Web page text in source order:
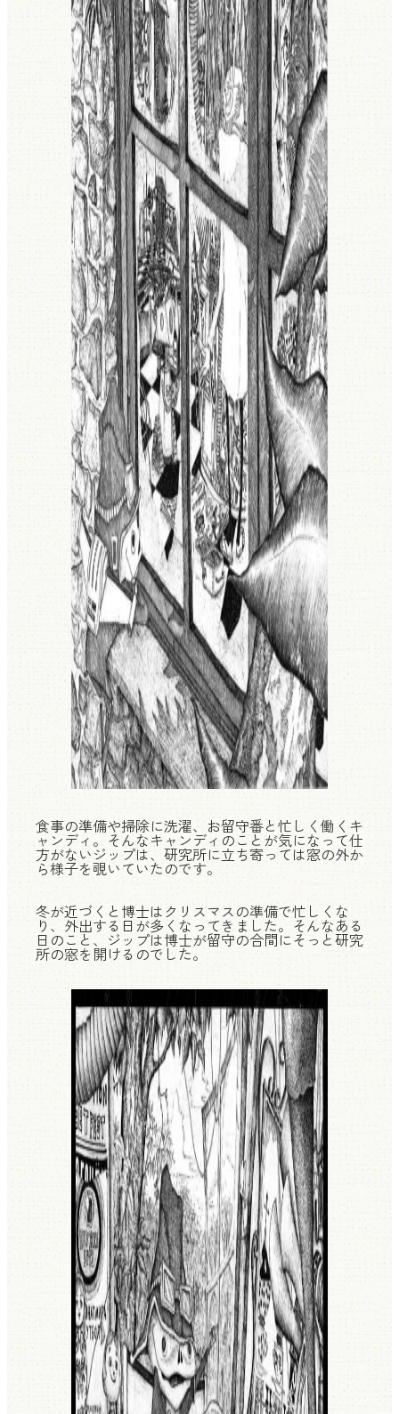
食事の準備や掃除に洗濯、お留守番と忙しく働くキ
ャンディ。そんなキャンディのことが気になって仕
方がないジップは、研究所に立ち寄っては窓の外か
ら様子を覗いていたのです。
冬が近づくと博士はクリスマスの準備で忙しくな
り、外出する日が多くなってきました。そんなある
日のこと、ジップは博士が留守の合間にそっと研究
所の窓を開けるのでした。